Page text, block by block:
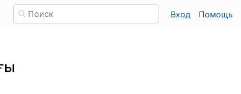
Вход Помощь